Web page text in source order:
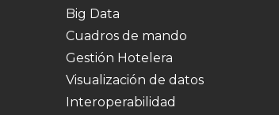
Big Data
Cuadros de mando
Gestión Hotelera
Visualización de datos
Interoperabilidad